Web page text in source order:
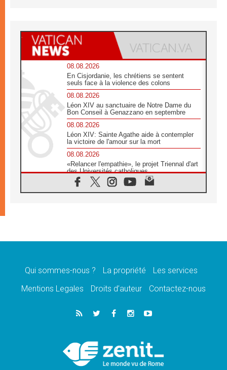
08.08.2026
En Cisjordanie, les chrétiens se sentent
seuls face à la violence des colons
08.08.2026
Léon XIV au sanctuaire de Notre Dame du
Bon Conseil à Genazzano en septembre
08.08.2026
Léon XIV: Sainte Agathe aide à contempler
la victoire de l'amour sur la mort
08.08.2026
«Relancer l'empathie», le projet Triennal d'art
des Universités catholiques
08.08.2026
Signis 2026, donner la parole aux religieuses
07.08.2026
07.08.2026
de l'Assomption et mémoire nationale
«La paix commence par l'empathie» estime
le cardinal Parolin
En Colombie, «la paix ne s'achète pas avec
une signature»
Qui sommes-nous ? La propriété
Les services
Mentions Legales
Droits d’auteur Contactez-nous